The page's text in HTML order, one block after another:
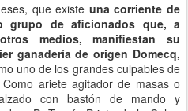
que existe una corriente de
grupo de aficionados que, a
medios, manifiestan su
ganadería de origen Domecq,
uno de los grandes culpables de
ariete agitador de masas o
con bastón de mando y